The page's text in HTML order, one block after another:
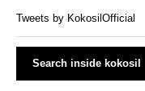
Tweets by KokosilOfficial
Search inside kokosil